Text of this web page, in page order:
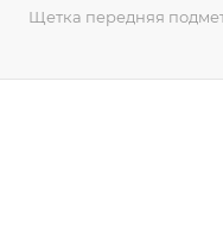
Щетка передняя